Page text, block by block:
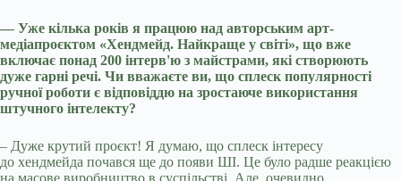
— Уже кілька років я працюю над авторським арт-
медіапроєктом «Хендмейд. Найкраще у світі», що вже
включає понад 200 інтерв'ю з майстрами, які створюють
дуже гарні речі. Чи вважаєте ви, що сплеск популярності
ручної роботи є відповіддю на зростаюче використання
штучного інтелекту?
– Дуже крутий проєкт! Я думаю, що сплеск інтересу
до хендмейда почався ще до появи ШІ. Це було радше реакцією
на масове виробництво в суспільстві. Але, очевидно,